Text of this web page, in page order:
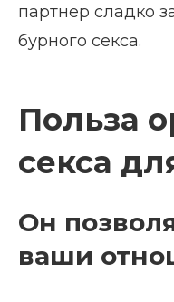
партнер сладко
бурного секса.
Польза
секса
Он
ваши